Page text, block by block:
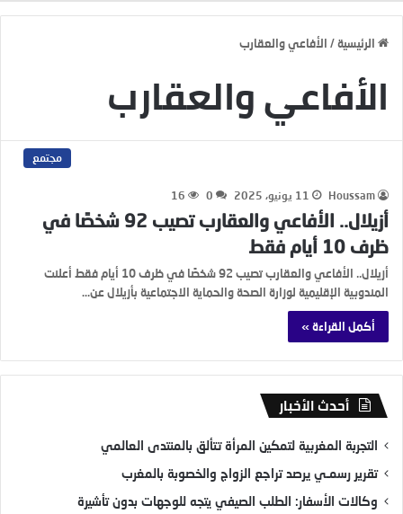
الرئيسية/ الأفاعي والعقارب
الأفاعي والعقارب
مجتمع
Houssam 11 يونيو، 2025 0
16
أزيلال.. الأفاعي والعقارب تصيب 92 شخصًا في
ظرف 10 أيام فقط
أزيلال.. الأفاعي والعقارب تصيب 92 شخصًا في ظرف 10 أيام فقط أعلنت
المندوبية الإقليمية لوزارة الصحة والحماية الاجتماعية بأزيلال عن…
أكمل القراءة »
أحدث الأخبار
التجربة المغربية لتمكين المرأة تتألق بالمنتدى العالمي
تقرير رسمـي يرصد تراجع الزواج والخصوبة بالمغرب
وكالات الأسفار: الطلب الصيفي يتجه للوجهات بدون تأشيرة